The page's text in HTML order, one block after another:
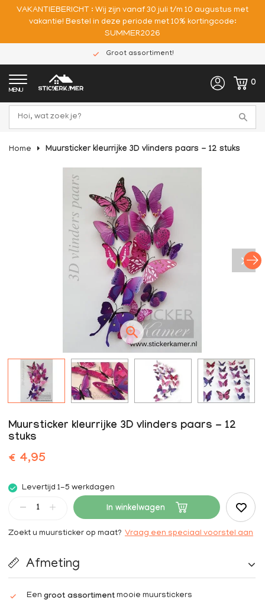
VAKANTIEBERICHT : Wij zijn vanaf 30 juli t/m 10 augustus met
vakantie! Bestel in deze periode met 10% kortingcode:
SUMMER2026
Groot assortiment!
MENU
0
Home Muursticker kleurrijke 3D vlinders paars - 12 stuks
Muursticker kleurrijke 3D vlinders paars - 12
stuks
€ 4,95
Levertijd 1-5 werkdagen
In winkelwagen
Zoekt u muursticker op maat? Vraag een speciaal voorstel aan
Afmeting
Een groot assortiment mooie muurstickers